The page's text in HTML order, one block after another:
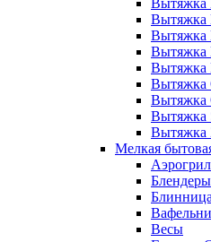
Вытяжка
Вытяжка
Вытяжка
Вытяжка
Вытяжка
Вытяжка
Вытяжка
Вытяжка
Вытяжка
Мелкая
Блендеры
Блинница
Весы